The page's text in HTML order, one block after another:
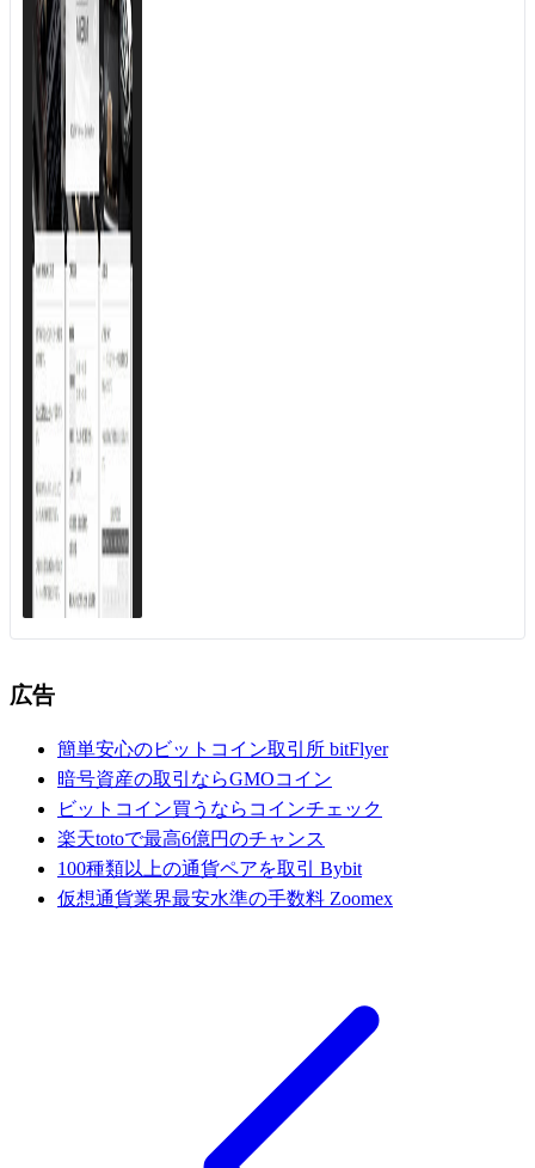
広告
簡単安心のビットコイン取引所 bitFlyer
暗号資産の取引ならGMOコイン
ビットコイン買うならコインチェック
楽天totoで最高6億円のチャンス
100種類以上の通貨ペアを取引 Bybit
仮想通貨業界最安水準の手数料 Zoomex